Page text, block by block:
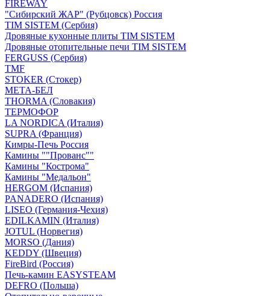
FIREWAY
"Сибирский ЖАР" (Рубцовск) Россия
TIM SISTEM (Сербия)
Дровяные кухонные плиты TIM SISTEM
Дровяные отопительные печи TIM SISTEM
FERGUSS (Сербия)
TMF
STOKER (Стокер)
МЕТА-БЕЛ
THORMA (Словакия)
ТЕРМОФОР
LA NORDICA (Италия)
SUPRA (Франция)
Кимры-Печь Россия
Камины ""Прованс""
Камины "Кострома"
Камины "Медальон"
HERGOM (Испания)
PANADERO (Испания)
LISEO (Германия-Чехия)
EDILKAMIN (Италия)
JOTUL (Норвегия)
MORSO (Дания)
KEDDY (Швеция)
FireBird (Россия)
Печь-камин EASYSTEAM
DEFRO (Польша)